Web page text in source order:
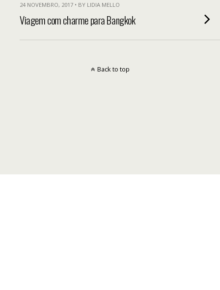
24 NOVEMBRO, 2017 • BY LIDIA MELLO
Viagem com charme para Bangkok
Back to top